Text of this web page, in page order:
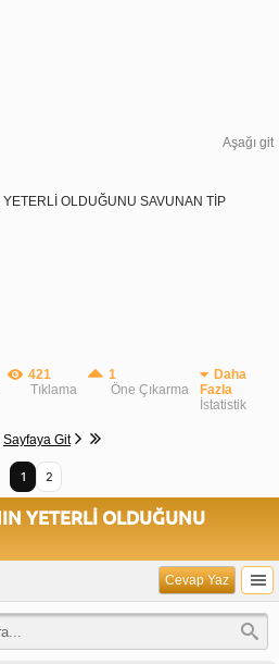
Aşağı git
OLDUĞUNU SAVUNAN TİP
421
Tıklama
1
Öne Çıkarma
Daha
Fazla
İstatistik
Sayfaya Git
1 2
YETERLİ OLDUĞUNU
Cevap Yaz